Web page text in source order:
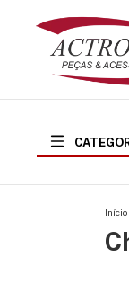
Início